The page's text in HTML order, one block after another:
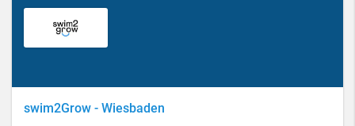
swim2Grow - Wiesbaden